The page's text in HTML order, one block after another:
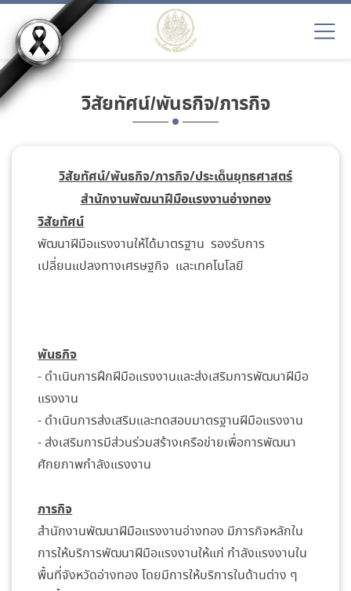
วิสัยทัศน์/พันธกิจ/ภารกิจ
วิสัยทัศน์/พันธกิจ/ภารกิจ/ประเด็นยุทธศาสตร์
สำนักงานพัฒนาฝีมือแรงงานอ่างทอง
วิสัยทัศน์
พัฒนาฝีมือแรงงานให้ได้มาตรฐาน รองรับการ
เปลี่ยนแปลงทางเศรษฐกิจ และเทคโนโลยี
พันธกิจ
- ดำเนินการฝึกฝีมือแรงงานและส่งเสริมการพัฒนาฝีมือ
แรงงาน
- ดำเนินการส่งเสริมและทดสอบมาตรฐานฝีมือแรงงาน
- ส่งเสริมการมีส่วนร่วมสร้างเครือข่ายเพื่อการพัฒนา
ศักยภาพกำลังแรงงาน
ภารกิจ
สำนักงานพัฒนาฝีมือแรงงานอ่างทอง มีภารกิจหลักใน
การให้บริการพัฒนาฝีมือแรงงานให้แก่ กำลังแรงงานใน
พื้นที่จังหวัดอ่างทอง โดยมีการให้บริการในด้านต่าง ๆ